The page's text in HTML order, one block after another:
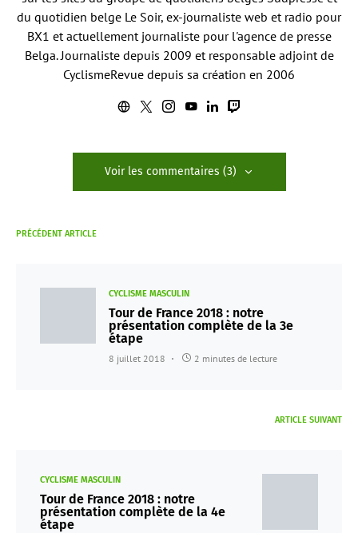
du quotidien belge Le Soir, ex-journaliste web et radio pour
BX1 et actuellement journaliste pour l'agence de presse
Belga. Journaliste depuis 2009 et responsable adjoint de
CyclismeRevue depuis sa création en 2006
Voir les commentaires (3)
PRÉCÉDENT ARTICLE
CYCLISME MASCULIN
Tour de France 2018 : notre
présentation complète de la 3e
étape
8 juillet 2018 2 minutes de lecture
ARTICLE SUIVANT
CYCLISME MASCULIN
Tour de France 2018 : notre
présentation complète de la 4e
étape